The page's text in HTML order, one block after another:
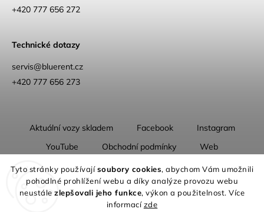
Tyto stránky používajísoubory cookies, abychom Vám umožnili
pohodlné prohlížení webu a díky analýze provozu webu
neustálezlepšovali jeho funkce, výkon a použitelnost. Více
informacízde
+420 777 656 272
Technické dotazy
servis@bluerent.cz
+420 777 656 273
Aktuální vozy skladem Facebook
Instagram
YouTube
Obchodní podmínky
Web
O nás